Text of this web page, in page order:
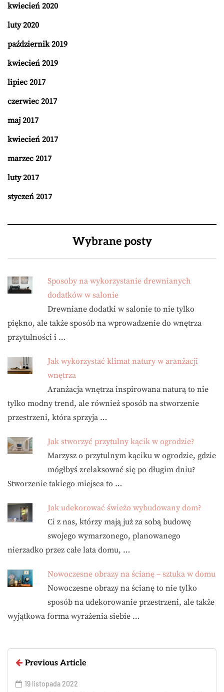
kwiecień 2020
luty 2020
październik 2019
kwiecień 2019
lipiec 2017
czerwiec 2017
maj 2017
kwiecień 2017
marzec 2017
luty 2017
styczeń 2017
Wybrane posty
Sposoby na wykorzystanie drewnianych
dodatków w salonie
Drewniane dodatki w salonie to nie tylko
piękno, ale także sposób na wprowadzenie do wnętrza
przytulności i …
Jak wykorzystać klimat natury w aranżacji
wnętrza
Aranżacja wnętrza inspirowana naturą to nie
tylko modny trend, ale również sposób na stworzenie
przestrzeni, która sprzyja …
Jak stworzyć przytulny kącik w ogrodzie?
Marzysz o przytulnym kąciku w ogrodzie, gdzie
mógłbyś zrelaksować się po długim dniu?
Stworzenie takiego miejsca to …
Jak udekorować świeżo wybudowany dom?
Ci z nas, którzy mają już za sobą budowę
swojego wymarzonego, planowanego
nierzadko przez całe lata domu, …
Nowoczesne obrazy na ścianę – sztuka w domu
Nowoczesne obrazy na ścianę to nie tylko
sposób na udekorowanie przestrzeni, ale także
wyjątkowa forma wyrażenia siebie …
Previous Article
19 listopada 2022